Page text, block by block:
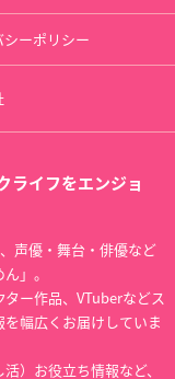
シーポリシー
ライフをエンジョ
声優・舞台・俳優など
」。
ー作品、VTuberなどス
幅広くお届けしていま
）お役立ち情報など、